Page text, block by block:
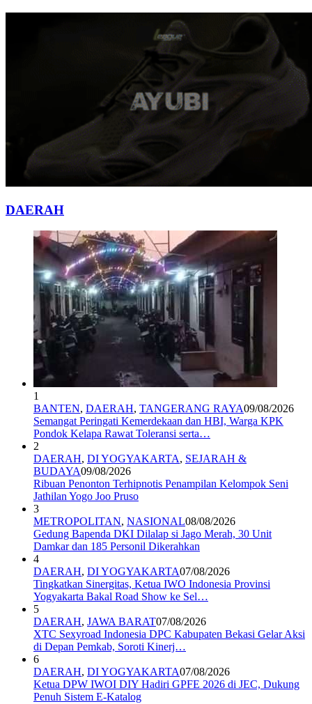
DAERAH
1
BANTEN, DAERAH, TANGERANG RAYA09/08/2026
Semangat Peringati Kemerdekaan dan HBI, Warga KPK
Pondok Kelapa Rawat Toleransi serta…
2
DAERAH, DI YOGYAKARTA, SEJARAH &
BUDAYA09/08/2026
Ribuan Penonton Terhipnotis Penampilan Kelompok Seni
Jathilan Yogo Joo Pruso
3
METROPOLITAN, NASIONAL08/08/2026
Gedung Bapenda DKI Dilalap si Jago Merah, 30 Unit
Damkar dan 185 Personil Dikerahkan
4
DAERAH, DI YOGYAKARTA07/08/2026
Tingkatkan Sinergitas, Ketua IWO Indonesia Provinsi
Yogyakarta Bakal Road Show ke Sel…
5
DAERAH, JAWA BARAT07/08/2026
XTC Sexyroad Indonesia DPC Kabupaten Bekasi Gelar Aksi
di Depan Pemkab, Soroti Kinerj…
6
DAERAH, DI YOGYAKARTA07/08/2026
Ketua DPW IWOI DIY Hadiri GPFE 2026 di JEC, Dukung
Penuh Sistem E-Katalog